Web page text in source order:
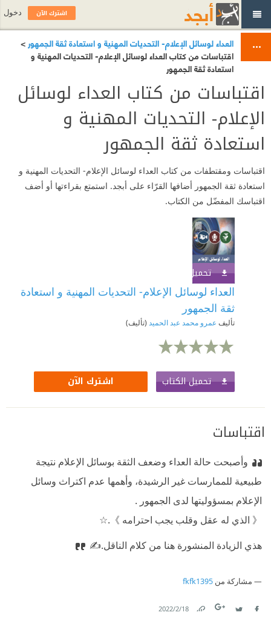
العداء لوسائل الإعلام- التحديات المهنية و استعادة ثقة الجمهور >
اقتباسات من كتاب العداء لوسائل الإعلام- التحديات المهنية و
استعادة ثقة الجمهور
اقتباسات من كتاب العداء لوسائل
الإعلام- التحديات المهنية و
استعادة ثقة الجمهور
اقتباسات ومقتطفات من كتاب العداء لوسائل الإعلام- التحديات المهنية و
استعادة ثقة الجمهور أضافها القرّاء على أبجد. استمتع بقراءتها أو أضف
اقتباسك المفضّل من الكتاب.
تحميل الكتاب
العداء لوسائل الإعلام- التحديات المهنية و استعادة
ثقة الجمهور
تأليف عمرو محمد عبد الحميد (تأليف)
تحميل الكتاب اشترك الآن
اقتباسات
وأصبحت حالة العداء وضعف الثقة بوسائل الإعلام نتيجة
طبيعية للممارسات غير الرشيدة، وأهمها عدم اكتراث وسائل
الإعلام بمسؤوليتها لدى الجمهور .
《 الذي له عقل وقلب يجب احترامه 》.☆
هذي الزيادة المنشورة هنا من كلام الناقل.✍
مشاركة من fkfk1395
18‏/2‏/2022
اشترك الآن دخول